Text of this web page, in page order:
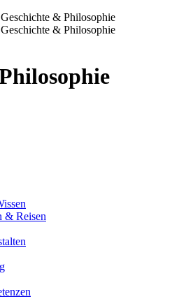
Geschichte & Philosophie
Geschichte & Philosophie
& Reisen